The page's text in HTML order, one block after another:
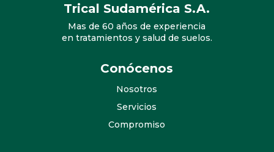
Trical Sudamérica S.A.
Mas de 60 años de experiencia
en tratamientos y salud de suelos.
Conócenos
Nosotros
Servicios
Compromiso